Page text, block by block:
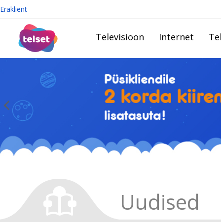
Eraklient
Televisioon Internet
Uudised